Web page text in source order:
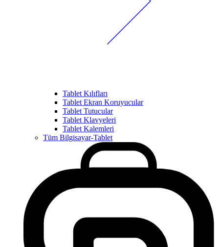
Tablet Kılıfları
Tablet Ekran Koruyucular
Tablet Tutucular
Tablet Klavyeleri
Tablet Kalemleri
Tüm Bilgisayar-Tablet